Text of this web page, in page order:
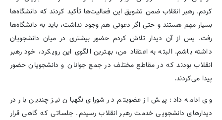
کردم. رهبر انقلاب ضمن تشویق این فعالیت‌ها تأکید کردند که دانشگاه‌ها
بسیار مهم هستند و حتی اگر دعوتی هم وجود نداشت، باید به دانشگاه‌ها
رفت. پس از آن دیدار تلاش کردم حضور بیشتری در میان دانشجویان
داشته باشم. البته به اعتقاد من، بهترین الگوی این رویکرد، خود رهبر
انقلاب بودند که در مقاطع مختلف در جمع جوانان و دانشجویان حضور
پیدا می‌کردند.
وی ادامه داد: پیش از عضویتم در شورای نگهبان نیز چندین بار در
دیدارهای دانشجویی خدمت رهبر انقلاب رسیدم. جلساتی که گاهی قرار